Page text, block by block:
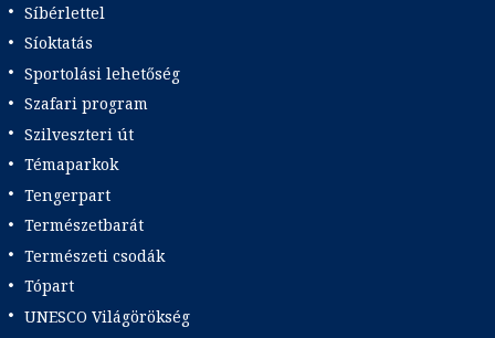
Síbérlettel
Síoktatás
Sportolási lehetőség
Szafari program
Szilveszteri út
Témaparkok
Tengerpart
Természetbarát
Természeti csodák
Tópart
UNESCO Világörökség